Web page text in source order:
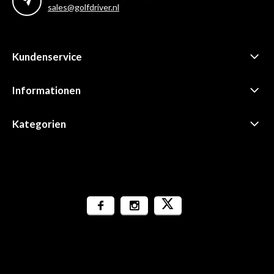
sales@golfdriver.nl
Kundenservice
Informationen
Kategorien